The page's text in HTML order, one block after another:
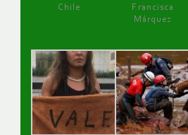
Chile
Francisca
Márquez